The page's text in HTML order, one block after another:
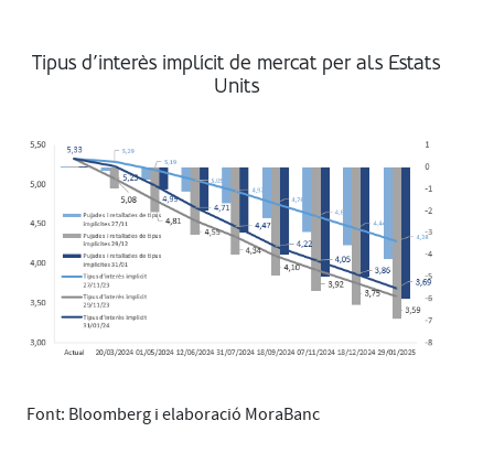
Tipus d’interès implícit de mercat per als Estats
Units
Font: Bloomberg i elaboració MoraBanc